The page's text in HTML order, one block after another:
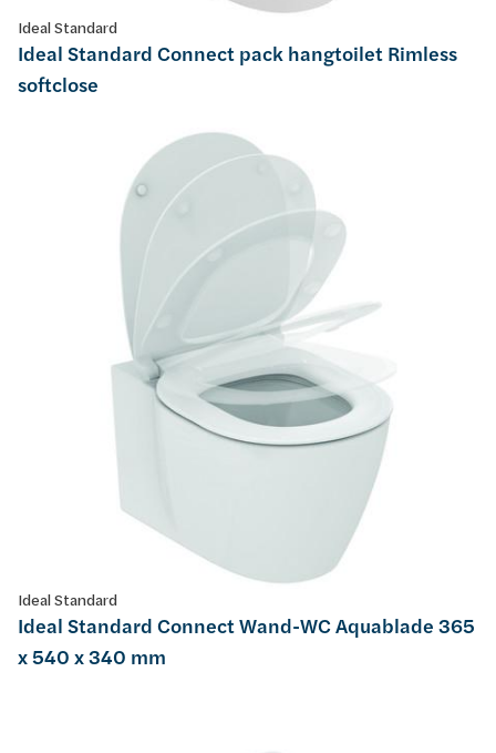
Ideal Standard
Ideal Standard Connect pack hangtoilet Rimless
softclose
Ideal Standard
Ideal Standard Connect Wand-WC Aquablade 365
x 540 x 340 mm